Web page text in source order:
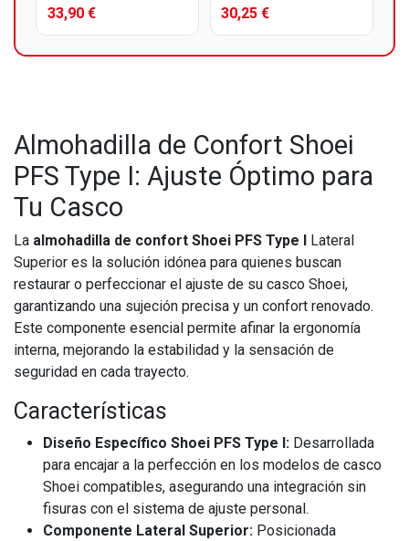
33,90 € 30,25 €
Almohadilla de Confort Shoei
PFS Type I: Ajuste Óptimo para
Tu Casco
La almohadilla de confort Shoei PFS Type I
Lateral
Superior es la solución idónea para quienes buscan
restaurar o perfeccionar el ajuste de su casco Shoei,
garantizando una sujeción precisa y un confort renovado.
Este componente esencial permite afinar la ergonomía
interna, mejorando la estabilidad y la sensación de
seguridad en cada trayecto.
Características
Diseño Específico Shoei PFS Type I: Desarrollada
para encajar a la perfección en los modelos de casco
Shoei compatibles, asegurando una integración sin
fisuras con el sistema de ajuste personal.
Componente Lateral Superior: Posicionada